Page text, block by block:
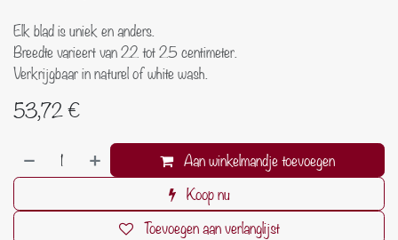
Elk blad is uniek en anders.
Breedte varieert van 22 tot 25 centimeter.
Verkrijgbaar in naturel of white wash.
53,72€
Aan winkelmandje toevoegen
Koop nu
Toevoegen aan verlanglijst